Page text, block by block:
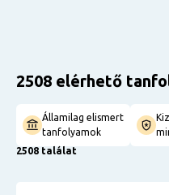
2508 elérhető
Államilag elismert
tanfolyamok
2508 találat